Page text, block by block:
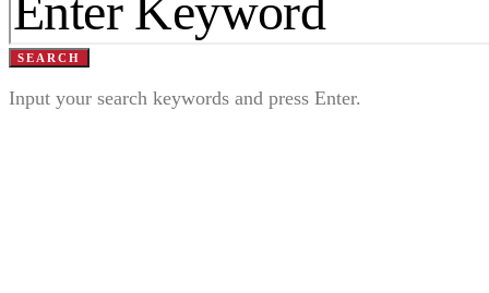
SEARCH
Input your search keywords and press Enter.